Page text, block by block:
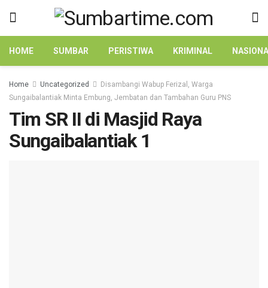
HOME SUMBAR PERISTIWA KRIMINAL
Home Uncategorized
Disambangi Wabup Ferizal, Warga
Sungaibalantiak Minta Embung, Jembatan dan Tambahan Guru PNS
Tim SR II di Masjid Raya
Sungaibalantiak 1